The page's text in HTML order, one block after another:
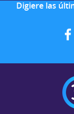
Digiere las